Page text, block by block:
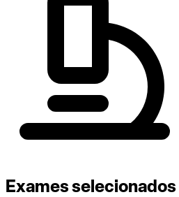
Exames selecionados